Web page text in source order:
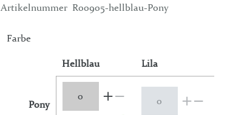
Artikelnummer R00905-hellblau-Pony
Farbe
Hellblau Lila
Pony